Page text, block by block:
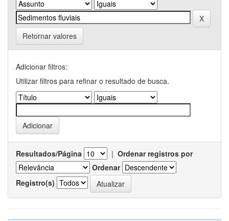
Retornar valores
Adicionar filtros:
Utilizar filtros para refinar o resultado de busca.
Resultados/Página | Ordenar registros por
Ordenar
Registro(s)